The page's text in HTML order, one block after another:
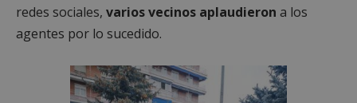
redes sociales, varios vecinos aplaudieron a los
agentes por lo sucedido.